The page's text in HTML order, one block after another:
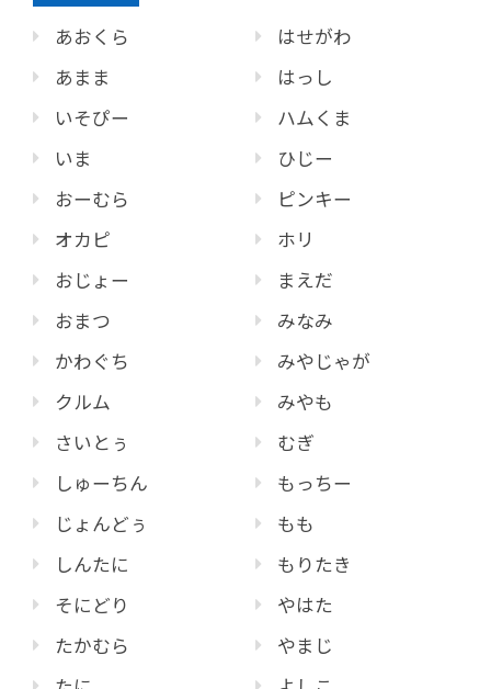
あおくら
あまま
いそぴー
いま
おーむら
オカピ
おじょー
おまつ
かわぐち
クルム
さいとぅ
しゅーちん
じょんどぅ
しんたに
そにどり
たかむら
はせがわ
はっし
ハムくま
ひじー
ピンキー
ホリ
まえだ
みなみ
みやじゃが
みやも
むぎ
もっちー
もも
もりたき
やはた
やまじ